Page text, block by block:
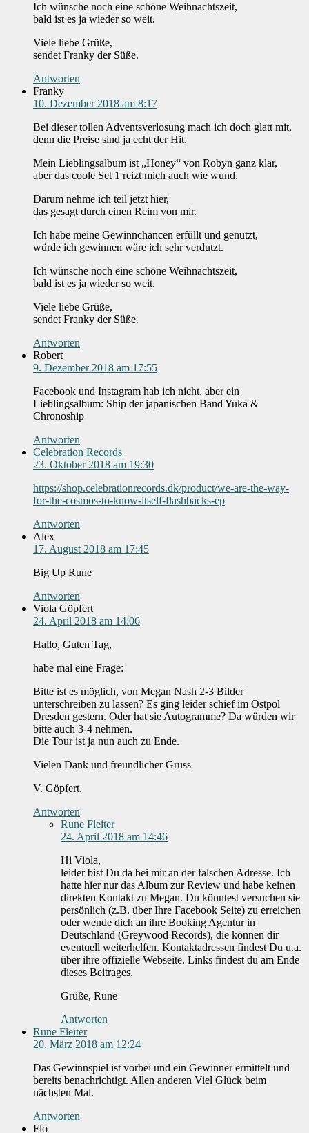
Ich wünsche noch eine schöne Weihnachtszeit,
bald ist es ja wieder so weit.
Viele liebe Grüße,
sendet Franky der Süße.
Antworten
Franky
10. Dezember 2018 am 8:17
Bei dieser tollen Adventsverlosung mach ich doch glatt mit,
denn die Preise sind ja echt der Hit.
Mein Lieblingsalbum ist „Honey“ von Robyn ganz klar,
aber das coole Set 1 reizt mich auch wie wund.
Darum nehme ich teil jetzt hier,
das gesagt durch einen Reim von mir.
Ich habe meine Gewinnchancen erfüllt und genutzt,
würde ich gewinnen wäre ich sehr verdutzt.
Ich wünsche noch eine schöne Weihnachtszeit,
bald ist es ja wieder so weit.
Viele liebe Grüße,
sendet Franky der Süße.
Antworten
Robert
9. Dezember 2018 am 17:55
Facebook und Instagram hab ich nicht, aber ein
Lieblingsalbum: Ship der japanischen Band Yuka &
Chronoship
Antworten
Celebration Records
23. Oktober 2018 am 19:30
https://shop.celebrationrecords.dk/product/we-are-the-way-
for-the-cosmos-to-know-itself-flashbacks-ep
Antworten
Alex
17. August 2018 am 17:45
Big Up Rune
Antworten
Viola Göpfert
24. April 2018 am 14:06
Hallo, Guten Tag,
habe mal eine Frage:
Bitte ist es möglich, von Megan Nash 2-3 Bilder
unterschreiben zu lassen? Es ging leider schief im Ostpol
Dresden gestern. Oder hat sie Autogramme? Da würden wir
bitte auch 3-4 nehmen.
Die Tour ist ja nun auch zu Ende.
Vielen Dank und freundlicher Gruss
V. Göpfert.
Antworten
Rune Fleiter
24. April 2018 am 14:46
Hi Viola,
leider bist Du da bei mir an der falschen Adresse. Ich
hatte hier nur das Album zur Review und habe keinen
direkten Kontakt zu Megan. Du könntest versuchen sie
persönlich (z.B. über Ihre Facebook Seite) zu erreichen
oder wende dich an ihre Booking Agentur in
Deutschland (Greywood Records), die können dir
eventuell weiterhelfen. Kontaktadressen findest Du u.a.
über ihre offizielle Webseite. Links findest du am Ende
dieses Beitrages.
Grüße, Rune
Antworten
Rune Fleiter
20. März 2018 am 12:24
Das Gewinnspiel ist vorbei und ein Gewinner ermittelt und
bereits benachrichtigt. Allen anderen Viel Glück beim
nächsten Mal.
Antworten
Flo